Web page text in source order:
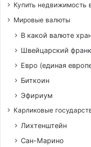
Купить недвижимость
Мировые валюты
В какой валюте
Швейцарский франк
Евро (единая
Биткоин
Эфириум
Карликовые
Лихтенштейн
Сан-Марино